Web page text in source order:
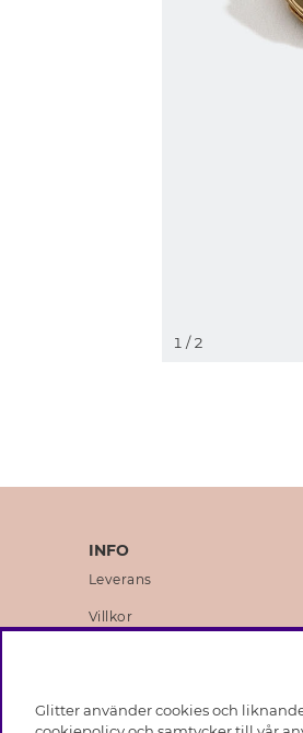
1 / 2
INFO
Leverans
Villkor
Medlemsvillkor
Glitter använder cookies och